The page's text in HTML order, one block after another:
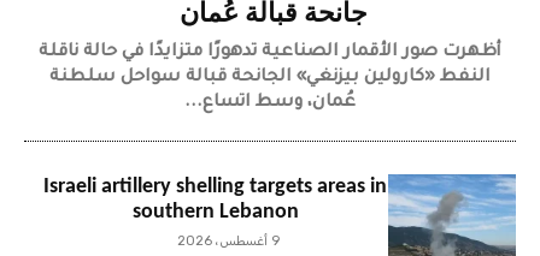
جانحة قبالة عُمان
أظهرت صور الأقمار الصناعية تدهورًا متزايدًا في حالة ناقلة
النفط «كارولين بيزنغي» الجانحة قبالة سواحل سلطنة
عُمان، وسط اتساع...
Israeli artillery shelling targets areas in
southern Lebanon
9 أغسطس، 2026